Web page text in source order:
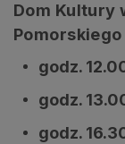
Dom Kultury
godz.
godz.
godz.